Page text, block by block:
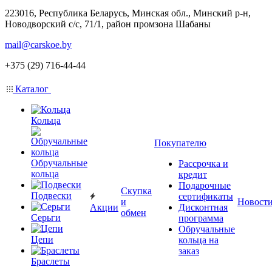
223016, Республика Беларусь, Минская обл., Минский р-н,
Новодворский с/с, 71/1, район промзона Шабаны
mail@carskoe.by
+375 (29) 716-44-44
Каталог
Кольца
Обручальные
кольца
Подвески
Серьги
Цепи
Браслеты
Акции
Скупка
и
обмен
Покупателю
Рассрочка и
кредит
Подарочные
сертификаты
Дисконтная
программа
Обручальные
кольца на
заказ